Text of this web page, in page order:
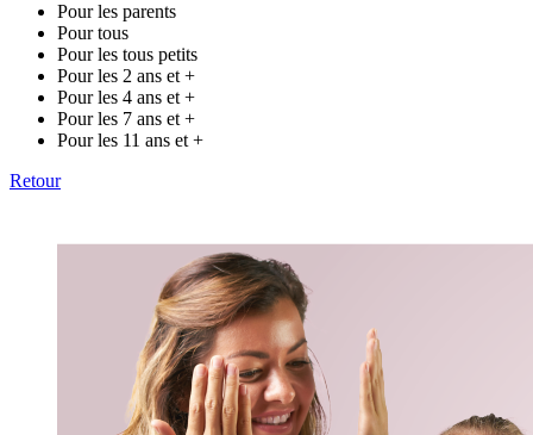
Pour les parents
Pour tous
Pour les tous petits
Pour les 2 ans et +
Pour les 4 ans et +
Pour les 7 ans et +
Pour les 11 ans et +
Retour